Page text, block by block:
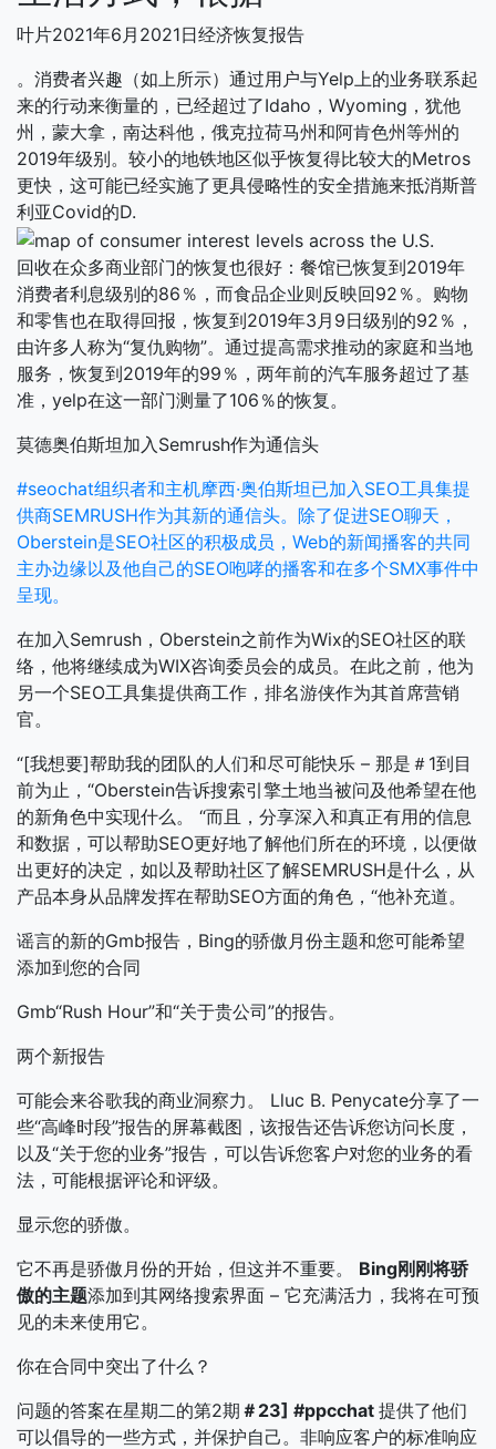
叶片2021年6月2021日经济恢复报告
。消费者兴趣（如上所示）通过用户与Yelp上的业务联系起
来的行动来衡量的，已经超过了Idaho，Wyoming，犹他
州，蒙大拿，南达科他，俄克拉荷马州和阿肯色州等州的
2019年级别。较小的地铁地区似乎恢复得比较大的Metros
更快，这可能已经实施了更具侵略性的安全措施来抵消斯普
利亚Covid的D.
回收在众多商业部门的恢复也很好：餐馆已恢复到2019年
消费者利息级别的86％，而食品企业则反映回92％。购物
和零售也在取得回报，恢复到2019年3月9日级别的92％，
由许多人称为“复仇购物”。通过提高需求推动的家庭和当地
服务，恢复到2019年的99％，两年前的汽车服务超过了基
准，yelp在这一部门测量了106％的恢复。
莫德奥伯斯坦加入Semrush作为通信头
#seochat组织者和主机摩西·奥伯斯坦已加入SEO工具集提
供商SEMRUSH作为其新的通信头。除了促进SEO聊天，
Oberstein是SEO社区的积极成员，Web的新闻播客的共同
主办边缘以及他自己的SEO咆哮的播客和在多个SMX事件中
呈现。
在加入Semrush，Oberstein之前作为Wix的SEO社区的联
络，他将继续成为WIX咨询委员会的成员。在此之前，他为
另一个SEO工具集提供商工作，排名游侠作为其首席营销
官。
“[我想要]帮助我的团队的人们和尽可能快乐 – 那是＃1到目
前为止，“Oberstein告诉搜索引擎土地当被问及他希望在他
的新角色中实现什么。 “而且，分享深入和真正有用的信息
和数据，可以帮助SEO更好地了解他们所在的环境，以便做
出更好的决定，如以及帮助社区了解SEMRUSH是什么，从
产品本身从品牌发挥在帮助SEO方面的角色，“他补充道。
谣言的新的Gmb报告，Bing的骄傲月份主题和您可能希望
添加到您的合同
Gmb“Rush Hour”和“关于贵公司”的报告。
两个新报告
可能会来谷歌我的商业洞察力。 Lluc B. Penycate分享了一
些“高峰时段”报告的屏幕截图，该报告还告诉您访问长度，
以及“关于您的业务”报告，可以告诉您客户对您的业务的看
法，可能根据评论和评级。
显示您的骄傲。
它不再是骄傲月份的开始，但这并不重要。 Bing刚刚将骄
傲的主题添加到其网络搜索界面 – 它充满活力，我将在可预
见的未来使用它。
你在合同中突出了什么？
问题的答案在星期二的第2期 ＃23] #ppcchat 提供了他们
可以倡导的一些方式，并保护自己。非响应客户的标准响应